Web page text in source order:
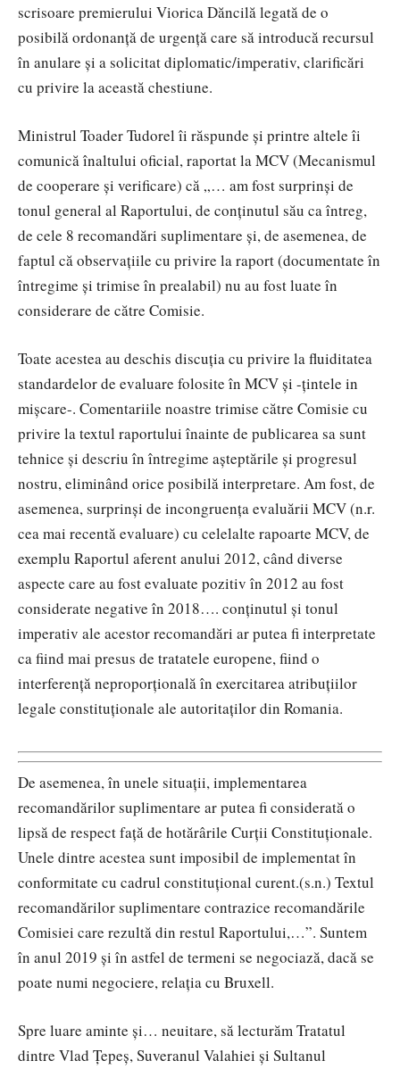
scrisoare premierului Viorica Dăncilă legată de o
posibilă ordonanţă de urgenţă care să introducă recursul
în anulare şi a solicitat diplomatic/imperativ, clarificări
cu privire la această chestiune.
Ministrul Toader Tudorel îi răspunde şi printre altele îi
comunică înaltului oficial, raportat la MCV (Mecanismul
de cooperare și verificare) că „… am fost surprinşi de
tonul general al Raportului, de conţinutul său ca întreg,
de cele 8 recomandări suplimentare şi, de asemenea, de
faptul că observaţiile cu privire la raport (documentate în
întregime şi trimise în prealabil) nu au fost luate în
considerare de către Comisie.
Toate acestea au deschis discuţia cu privire la fluiditatea
standardelor de evaluare folosite în MCV şi -ţintele in
mişcare-. Comentariile noastre trimise către Comisie cu
privire la textul raportului înainte de publicarea sa sunt
tehnice şi descriu în întregime aşteptările şi progresul
nostru, eliminând orice posibilă interpretare. Am fost, de
asemenea, surprinşi de incongruenţa evaluării MCV (n.r.
cea mai recentă evaluare) cu celelalte rapoarte MCV, de
exemplu Raportul aferent anului 2012, când diverse
aspecte care au fost evaluate pozitiv în 2012 au fost
considerate negative în 2018…. conţinutul şi tonul
imperativ ale acestor recomandări ar putea fi interpretate
ca fiind mai presus de tratatele europene, fiind o
interferenţă neproporţională în exercitarea atribuţiilor
legale constituţionale ale autoritaţilor din Romania.
De asemenea, în unele situaţii, implementarea
recomandărilor suplimentare ar putea fi considerată o
lipsă de respect faţă de hotărârile Curţii Constituţionale.
Unele dintre acestea sunt imposibil de implementat în
conformitate cu cadrul constituţional curent.(s.n.) Textul
recomandărilor suplimentare contrazice recomandările
Comisiei care rezultă din restul Raportului,…”. Suntem
în anul 2019 şi în astfel de termeni se negociază, dacă se
poate numi negociere, relaţia cu Bruxell.
Spre luare aminte şi… neuitare, să lecturăm Tratatul
dintre Vlad Ţepeş, Suveranul Valahiei şi Sultanul